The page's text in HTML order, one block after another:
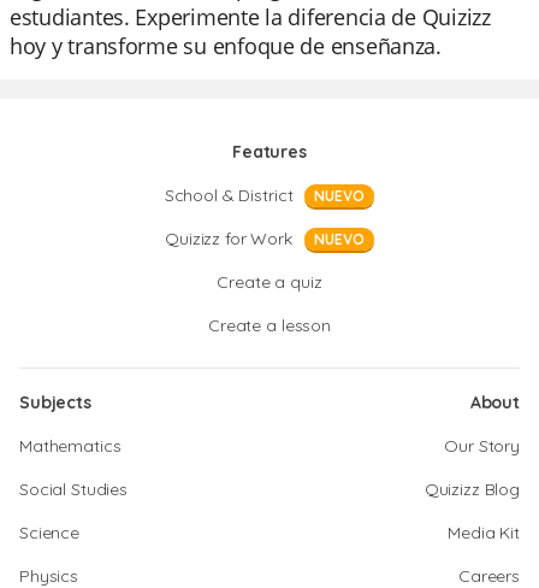
estudiantes. Experimente la diferencia de Quizizz
hoy y transforme su enfoque de enseñanza.
Features
School & District
NUEVO
Quizizz for Work NUEVO
Create a quiz
Create a lesson
Subjects
Mathematics
Social Studies
Science
Physics
About
Our Story
Quizizz Blog
Media Kit
Careers